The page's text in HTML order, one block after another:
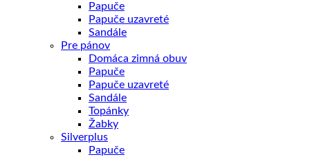
Papuče
Papuče uzavreté
Sandále
Pre pánov
Domáca zimná obuv
Papuče
Papuče uzavreté
Sandále
Topánky
Žabky
Silverplus
Papuče